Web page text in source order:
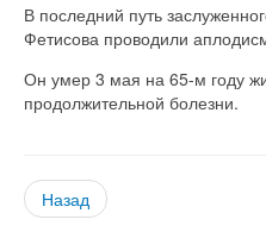
В последний путь
Фетисова проводили
Он умер 3 мая на 65-м году
продолжительной болезни.
Назад